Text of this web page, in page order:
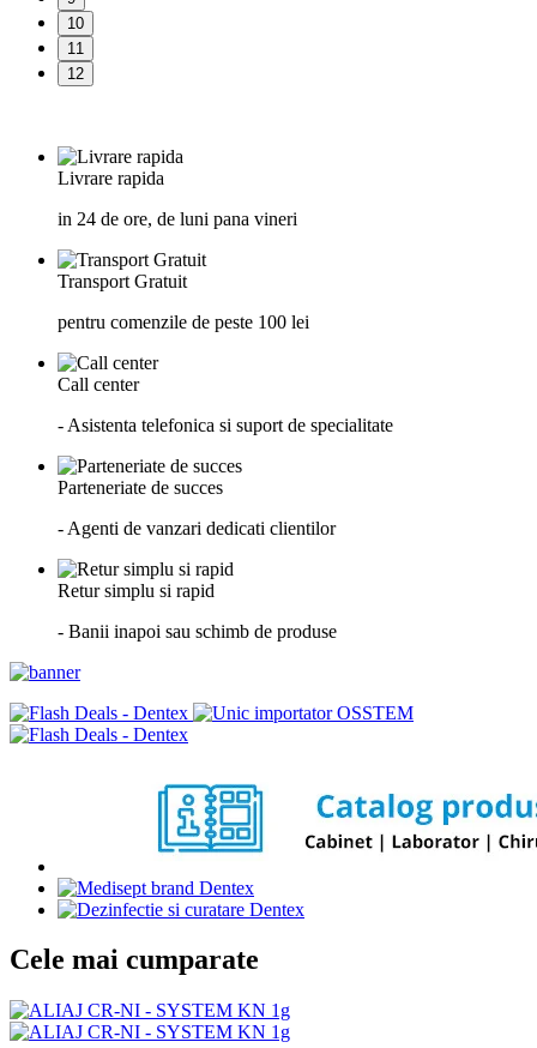
10
11
12
Livrare rapida
in 24 de ore, de luni pana vineri
Transport Gratuit
pentru comenzile de peste 100 lei
Call center
- Asistenta telefonica si suport de specialitate
Parteneriate de succes
- Agenti de vanzari dedicati clientilor
Retur simplu si rapid
- Banii inapoi sau schimb de produse
Cele mai cumparate